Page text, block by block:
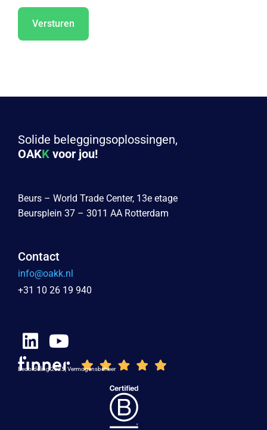
Solide beleggingsoplossingen,
OAKK voor jou!
Beurs – World Trade Center, 13e etage
Beursplein 37 – 3011 AA Rotterdam
Contact
info@oakk.nl
+31 10 26 19 940
Beoordeling 2025, Vermogensbeheer